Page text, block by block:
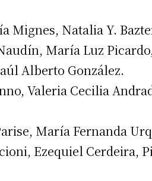
Mignes, Natalia Y.
María Luz
Alberto González.
Valeria Cecilia
María Fernanda
Ezequiel Cerdeira,